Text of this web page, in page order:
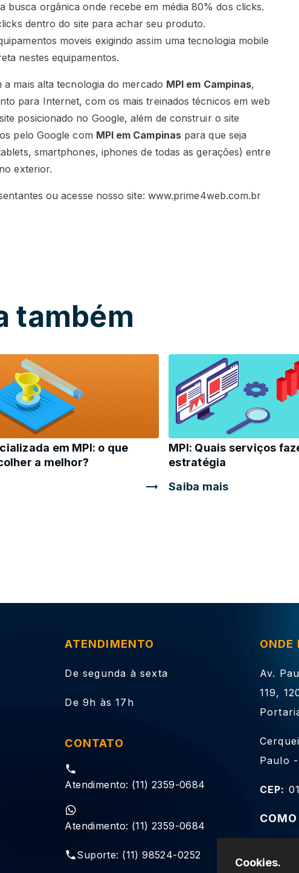
busca orgânica onde recebe em média 80% dos clicks.
dentro do site para achar seu produto.
moveis exigindo assim uma tecnologia mobile
nestes equipamentos.
mais alta tecnologia do mercado MPI em Campinas,
para Internet, com os mais treinados técnicos em web
posicionado no Google, além de construir o site
pelo Google com MPI em Campinaspara que seja
smartphones, iphones de todas as gerações) entre
exterior.
ou acesse nosso site: www.prime4web.com.br
também
em MPI: o que
a melhor?
MPI: Quais serviços
estratégia
Saiba mais
ATENDIMENTO
De segunda à sexta
De 9h às 17h
CONTATO
Atendimento: (11) 2359-0684
Atendimento: (11) 2359-0684
Suporte: (11) 98524-0252
ONDE
Av.
119,
Paulo
CEP:
Cookies.